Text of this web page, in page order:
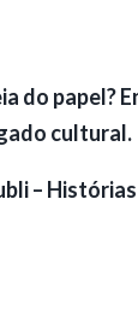
do papel?
cultural.
–